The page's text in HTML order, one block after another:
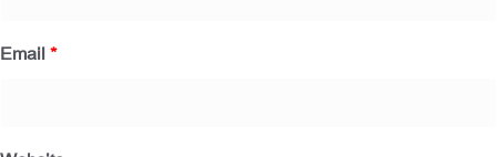
Email*